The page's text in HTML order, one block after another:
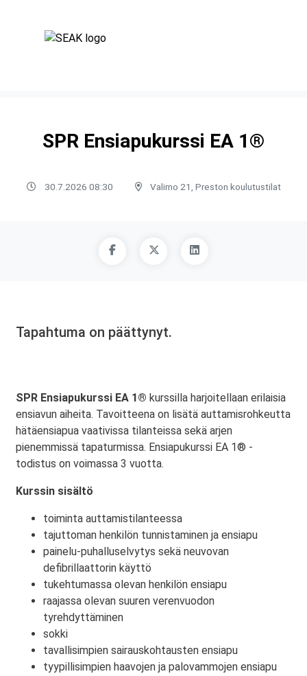
SPR Ensiapukurssi EA 1®
30.7.2026 08:30 Valimo 21, Preston koulutustilat
Tapahtuma on päättynyt.
SPR Ensiapukurssi EA 1® kurssilla harjoitellaan erilaisia
ensiavun aiheita. Tavoitteena on lisätä auttamisrohkeutta
hätäensiapua vaativissa tilanteissa sekä arjen
pienemmissä tapaturmissa. Ensiapukurssi EA 1® -
todistus on voimassa 3 vuotta.
Kurssin sisältö
toiminta auttamistilanteessa
tajuttoman henkilön tunnistaminen ja ensiapu
painelu-puhalluselvytys sekä neuvovan
defibrillaattorin käyttö
tukehtumassa olevan henkilön ensiapu
raajassa olevan suuren verenvuodon
tyrehdyttäminen
sokki
tavallisimpien sairauskohtausten ensiapu
tyypillisimpien haavojen ja palovammojen ensiapu